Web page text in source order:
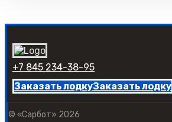
+7 845 234-38-95
Заказать лодкуЗаказать лодку
© «Сарбот» 2026